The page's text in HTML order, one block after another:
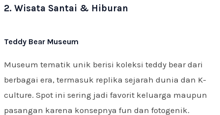
2. Wisata Santai & Hiburan
Teddy Bear Museum
Museum tematik unik berisi koleksi teddy bear dari
berbagai era, termasuk replika sejarah dunia dan K-
culture. Spot ini sering jadi favorit keluarga maupun
pasangan karena konsepnya fun dan fotogenik.